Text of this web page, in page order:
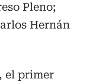
Pleno;
Hernán
el primer